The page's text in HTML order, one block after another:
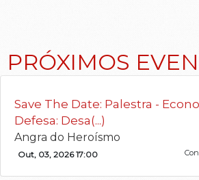
PRÓXIMOS
Save The Date: Palestra -
Defesa: Desa(...)
Angra do Heroísmo
Out, 03, 2026 17:00